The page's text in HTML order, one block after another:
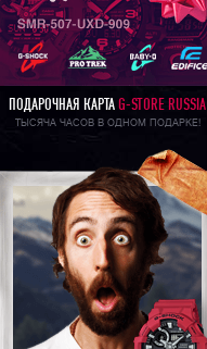
ПОДАРОЧНАЯ КАРТА G-STORE RUSSIA
ТЫСЯЧА ЧАСОВ В ОДНОМ ПОДАРКЕ!